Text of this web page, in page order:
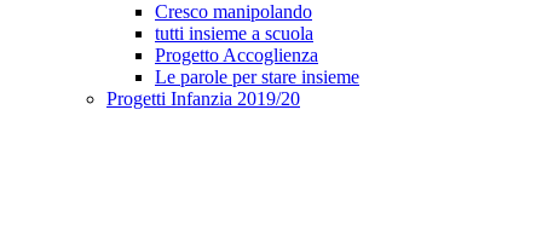
Cresco manipolando
tutti insieme a scuola
Progetto Accoglienza
Le parole per stare insieme
Progetti Infanzia 2019/20